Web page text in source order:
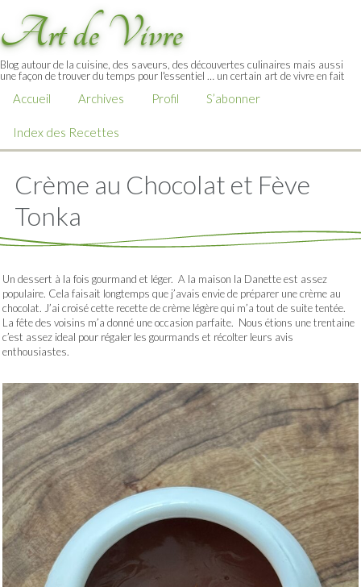
Art de Vivre
Blog autour de la cuisine, des saveurs, des découvertes culinaires mais aussi
une façon de trouver du temps pour l'essentiel … un certain art de vivre en fait
Accueil Archives Profil S’abonner
Index des Recettes
Crème au Chocolat et Fève
Tonka
Un dessert à la fois gourmand et léger. A la maison la Danette est assez
populaire. Cela faisait longtemps que j’avais envie de préparer une crème au
chocolat. J’ai croisé cette recette de crème légère qui m’a tout de suite tentée.
La fête des voisins m’a donné une occasion parfaite. Nous étions une trentaine
c’est assez ideal pour régaler les gourmands et récolter leurs avis
enthousiastes.